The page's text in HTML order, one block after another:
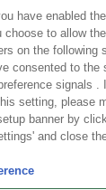
針 よくあるご
Namco Amusement Inc.
Amusement Lab
have enabled
to allow
on the following
consented to the
signals .
setting, please
banner by
and close